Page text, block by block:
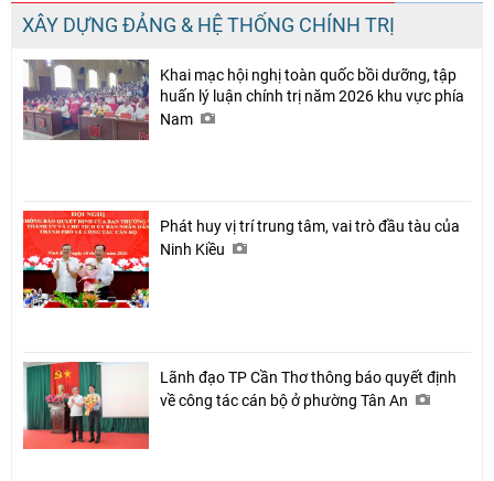
XÂY DỰNG ĐẢNG & HỆ THỐNG CHÍNH TRỊ
Khai mạc hội nghị toàn quốc bồi dưỡng, tập
huấn lý luận chính trị năm 2026 khu vực phía
Nam
Phát huy vị trí trung tâm, vai trò đầu tàu của
Ninh Kiều
Lãnh đạo TP Cần Thơ thông báo quyết định
về công tác cán bộ ở phường Tân An